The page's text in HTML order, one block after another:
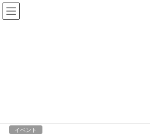
コ
ン
ナ
ビ
イベント